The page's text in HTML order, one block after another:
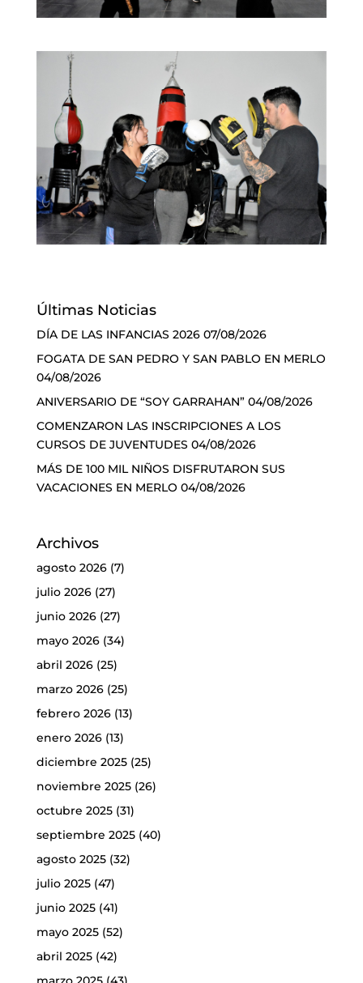
Últimas Noticias
DÍA DE LAS INFANCIAS 2026 07/08/2026
FOGATA DE SAN PEDRO Y SAN PABLO EN MERLO
04/08/2026
ANIVERSARIO DE “SOY GARRAHAN” 04/08/2026
COMENZARON LAS INSCRIPCIONES A LOS
CURSOS DE JUVENTUDES 04/08/2026
MÁS DE 100 MIL NIÑOS DISFRUTARON SUS
VACACIONES EN MERLO 04/08/2026
Archivos
agosto 2026(7)
julio 2026(27)
junio 2026(27)
mayo 2026(34)
abril 2026(25)
marzo 2026(25)
febrero 2026(13)
enero 2026(13)
diciembre 2025(25)
noviembre 2025(26)
octubre 2025(31)
septiembre 2025(40)
agosto 2025(32)
julio 2025(47)
junio 2025(41)
mayo 2025(52)
abril 2025(42)